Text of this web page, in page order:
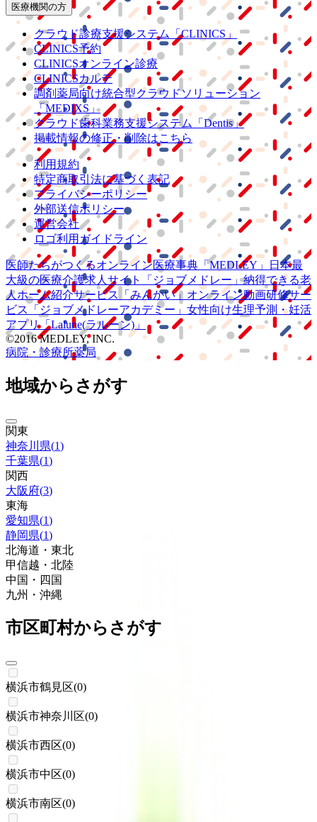
医療機関の方
クラウド診療支援システム
「CLINICS」
CLINICS予約
CLINICSオンライン診療
CLINICSカルテ
調剤薬局向け統合型クラウドソリューション
「MEDIXS」
クラウド歯科業務支援システム
「Dentis」
掲載情報の修正・削除はこちら
利用規約
特定商取引法に基づく表記
プライバシーポリシー
外部送信ポリシー
運営会社
ロゴ利用ガイドライン
医師たちがつくるオンライン医療事典 「MEDLEY」
日本最
大級の医療介護求人サイト 「ジョブメドレー」納得できる老
人ホーム紹介サービス
「みんかい」 オンライン動画研修サー
ビス
「ジョブメドレーアカデミー」 女性向け生理予測・妊活
アプリ「Lalune(ラルーン)」
©2016 MEDLEY, INC.
病院・診療所薬局
地域からさがす
関東
神奈川県(1)
千葉県(1)
関西
大阪府(3)
東海
愛知県(1)
静岡県(1)
北海道・東北
甲信越・北陸
中国・四国
九州・沖縄
市区町村からさがす
横浜市鶴見区(0)
横浜市神奈川区(0)
横浜市西区(0)
横浜市中区(0)
横浜市南区(0)